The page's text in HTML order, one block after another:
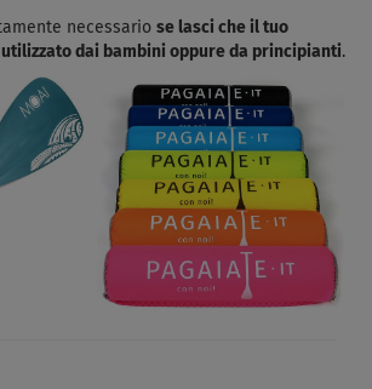
necessario se lasci che il tuo
dai bambini oppure da principianti.